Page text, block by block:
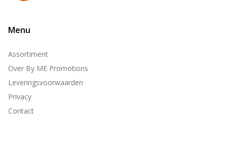
Menu
Assortiment
Over By ME Promotions
Leveringsvoorwaarden
Privacy
Contact